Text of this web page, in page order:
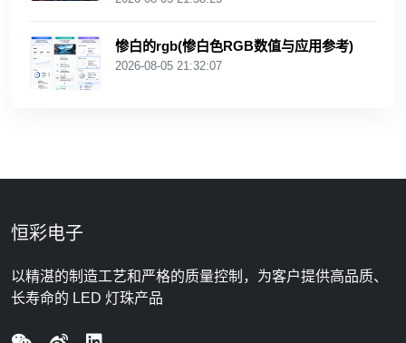
惨白的rgb(惨白色RGB数值与应用参考)
2026-08-05 21:32:07
恒彩电子
以精湛的制造工艺和严格的质量控制，为客户提供高品质、
长寿命的 LED 灯珠产品